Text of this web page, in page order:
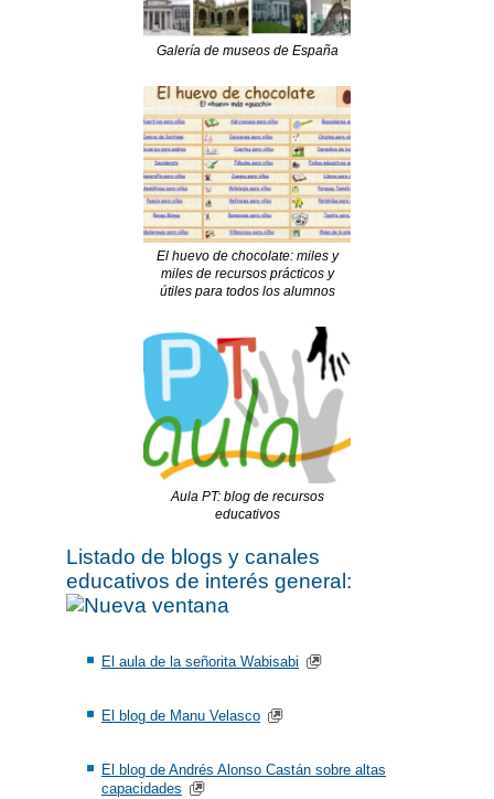
Galería de museos de España
El huevo de chocolate: miles y
miles de recursos prácticos y
útiles para todos los alumnos
Aula PT: blog de recursos
educativos
Listado de blogs y canales
educativos de interés general:
El aula de la señorita Wabisabi
El blog de Manu Velasco
El blog de Andrés Alonso Castán sobre altas
capacidades